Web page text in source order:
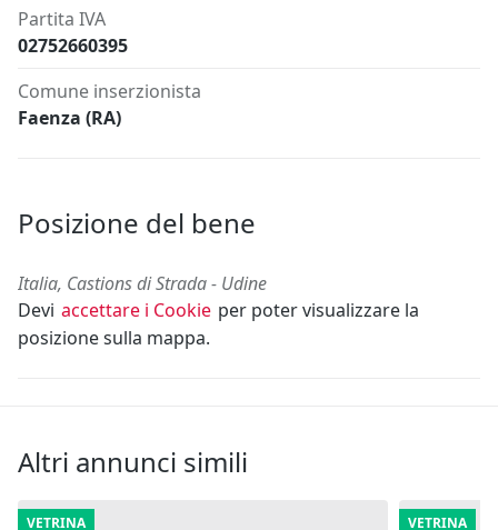
Partita IVA
02752660395
Comune inserzionista
Faenza (RA)
Posizione del bene
Italia, Castions di Strada - Udine
Devi accettare i Cookie per poter visualizzare la
posizione sulla mappa.
Altri annunci simili
VETRINA VETRINA